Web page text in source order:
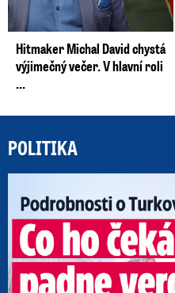
Hitmaker Michal David chystá
výjimečný večer. V hlavní roli
...
POLITIKA